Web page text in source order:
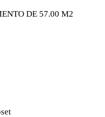
DE 57.00 M2